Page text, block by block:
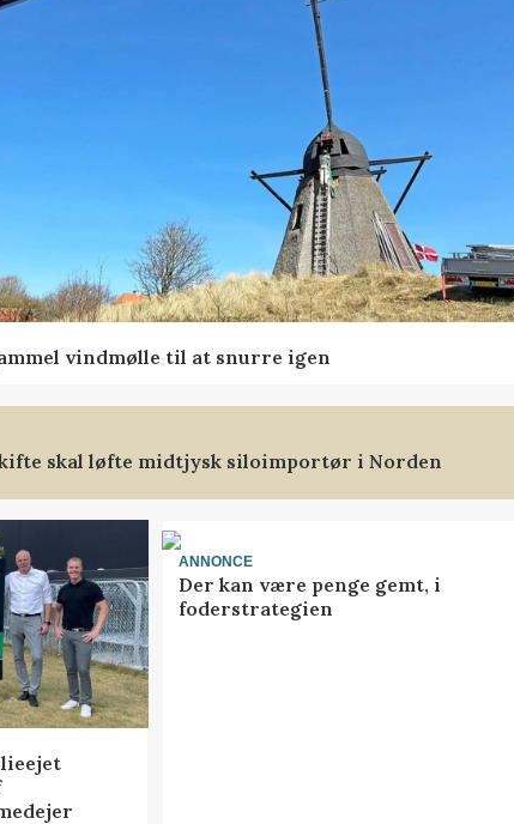
vindmølle til at snurre igen
skal løfte midtjysk siloimportør i Norden
ANNONCE
Der kan være penge gemt, i
foderstrategien